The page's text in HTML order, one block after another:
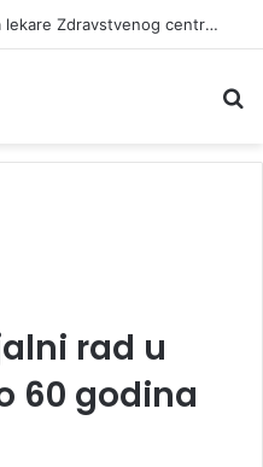
Devet novih specijalizacija za lekare Zdravstvenog centra Vranje
rad u
60 godina